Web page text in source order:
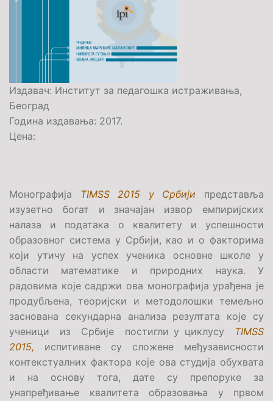
Издавач: Институт за педагошка истраживања,
Београд
Година издавања: 2017.
Цена:
Монографија TIMSS 2015 у Србији представља
изузетно богат и значајан
извор емпиријских
налаза и података
о квалитету и успешности
образовног система у Србији, као и о факторима
који утичу на успех ученика основне школе у
области математике и природних наука. У
радовима које садржи ова монографија урађена је
продубљена, теоријски и методолошки темељно
заснована секундарна анализа резултата које су
ученици из Србије постигли у циклусу
TIMSS
2015, испитиване су сложене међузависности
контекстуалних фактора које ова студија обухвата
и на основу тога, дате су препоруке за
унапређивање квалитета образовања у првом